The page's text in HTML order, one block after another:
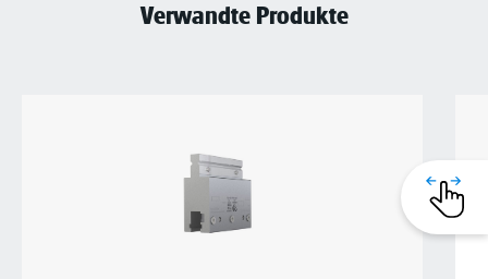
Verwandte Produkte